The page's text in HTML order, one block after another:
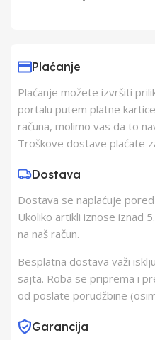
Proizvođač
Zemlja Porekla
Zemlja Uvoza
Barkod
Plaćanje
Plaćanje možete izvršiti
portalu putem platne
računa, molimo vas da to
Troškove dostave plaćate
Dostava
Dostava se naplaćuje
Ukoliko artikli iznose iznad
na naš račun.
Besplatna dostava važi
sajta. Roba se priprema i
od poslate porudžbine
Garancija